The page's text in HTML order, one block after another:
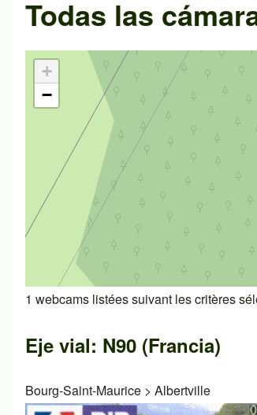
Todas las
+
−
1 webcams listées suivant les critères
Eje vial: N90 (Francia)
Bourg-Saint-Maurice > Albertville